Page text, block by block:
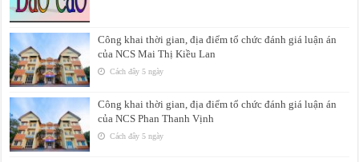
Công khai thời gian, địa điểm tổ chức đánh giá luận án
của NCS Mai Thị Kiều Lan
Cách đây 5 ngày
Công khai thời gian, địa điểm tổ chức đánh giá luận án
của NCS Phan Thanh Vịnh
Cách đây 5 ngày